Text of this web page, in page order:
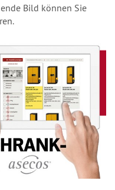
Bild können Sie